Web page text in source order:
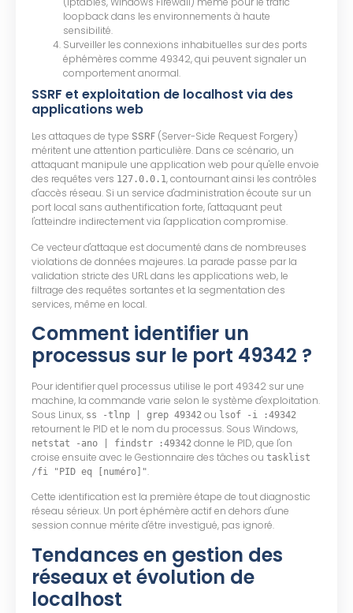
loopback dans les environnements à haute
sensibilité.
Surveiller les connexions inhabituelles sur des ports
éphémères comme 49342, qui peuvent signaler un
comportement anormal.
SSRF et exploitation de localhost via des
applications web
Les attaques de type SSRF (Server-Side Request Forgery)
méritent une attention particulière. Dans ce scénario, un
attaquant manipule une application web pour qu'elle envoie
des requêtes vers 127.0.0.1, contournant ainsi les contrôles
d'accès réseau. Si un service d'administration écoute sur un
port local sans authentification forte, l'attaquant peut
l'atteindre indirectement via l'application compromise.
Ce vecteur d'attaque est documenté dans de nombreuses
violations de données majeures. La parade passe par la
validation stricte des URL dans les applications web, le
filtrage des requêtes sortantes et la segmentation des
services, même en local.
Comment identifier un
processus sur le port 49342 ?
Pour identifier quel processus utilise le port 49342 sur une
machine, la commande varie selon le système d'exploitation.
Sous Linux, ss -tlnp | grep 49342 ou lsof -i :49342
retournent le PID et le nom du processus. Sous Windows,
netstat -ano | findstr :49342 donne le PID, que l'on
croise ensuite avec le Gestionnaire des tâches ou tasklist
/fi "PID eq [numéro]".
Cette identification est la première étape de tout diagnostic
réseau sérieux. Un port éphémère actif en dehors d'une
session connue mérite d'être investigué, pas ignoré.
Tendances en gestion des
réseaux et évolution de
localhost